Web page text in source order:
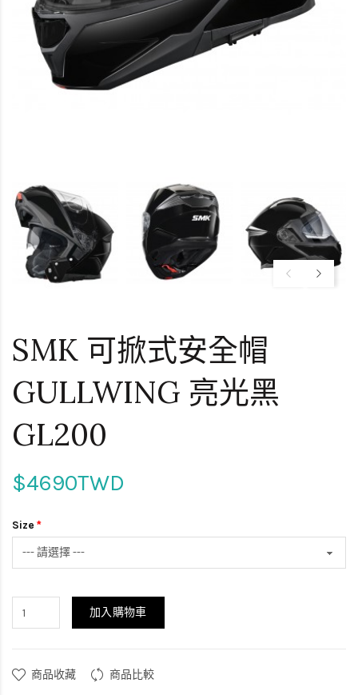
SMK 可掀式安全帽
GULLWING 亮光黑
GL200
$4690TWD
Size
加入購物車
商品收藏 商品比較